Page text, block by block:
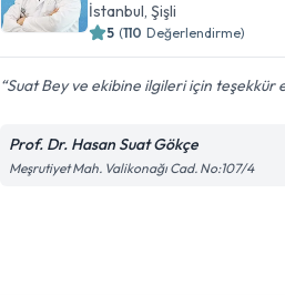
İstanbul, Şişli
5 (110 Değerlendirme)
Suat Bey ve ekibine ilgileri için teşekkür
Prof. Dr. Hasan Suat Gökçe
Meşrutiyet Mah. Valikonağı Cad. No:107/4